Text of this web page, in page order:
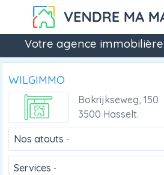
Votre agence immobilière
WILGIMMO
Bokrijkseweg, 150
3500 Hasselt.
Nos atouts -
Services -